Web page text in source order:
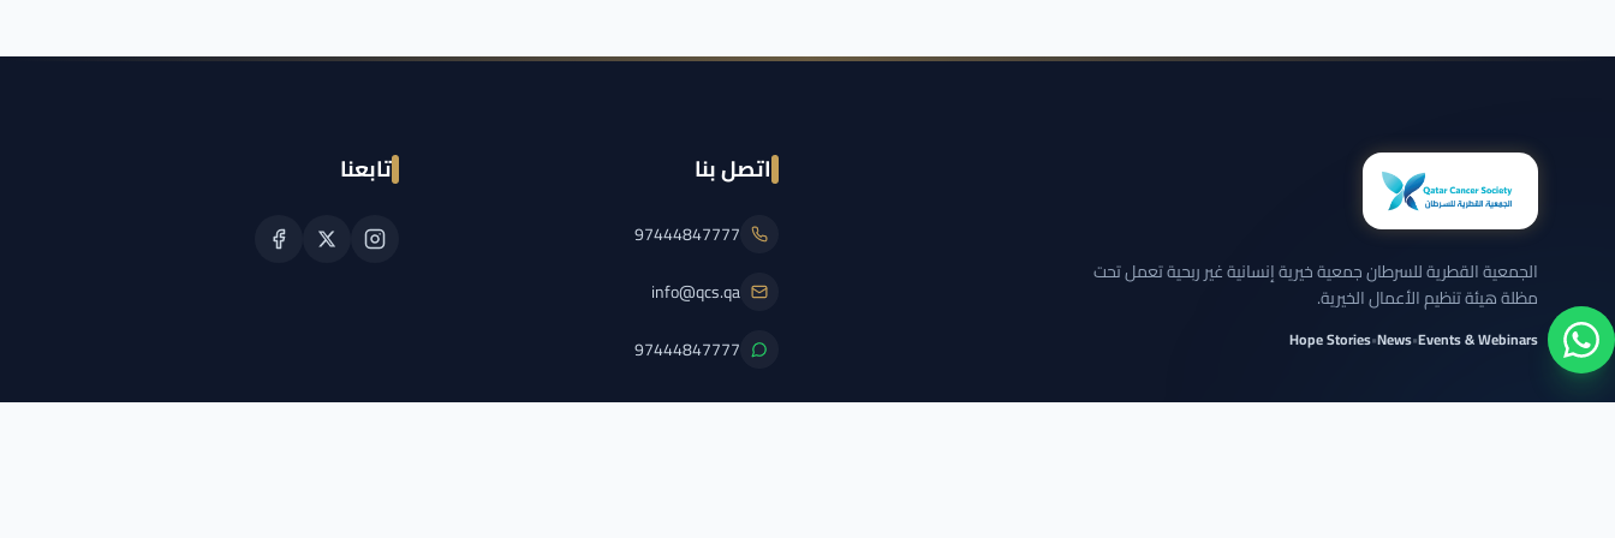
الجمعية القطرية للسرطان جمعية خيرية إنسانية غير ربحية تعمل تحت
مظلة هيئة تنظيم الأعمال الخيرية.
Events & Webinars
•
News
•
Hope Stories
اتصل بنا
97444847777
info@qcs.qa
97444847777
تابعنا